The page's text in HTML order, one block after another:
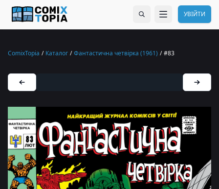
УВІЙТИ
ComixTopia / Каталог / Фантастична четвірка (1961) / #83